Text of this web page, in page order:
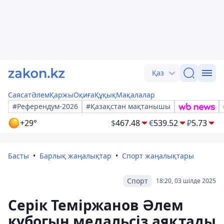
Қаз
СаясатӘлемҚаржыОқиғаҚұқықМақалалар
#Референдум-2026
#Қазақстан мақтанышы
+29° $467.48 €539.52 ₽5.73
Басты Барлық жаңалықтар Спорт жаңалықтары
18:20, 03 шілде 2025
Спорт
Серік Теміржанов Әлем